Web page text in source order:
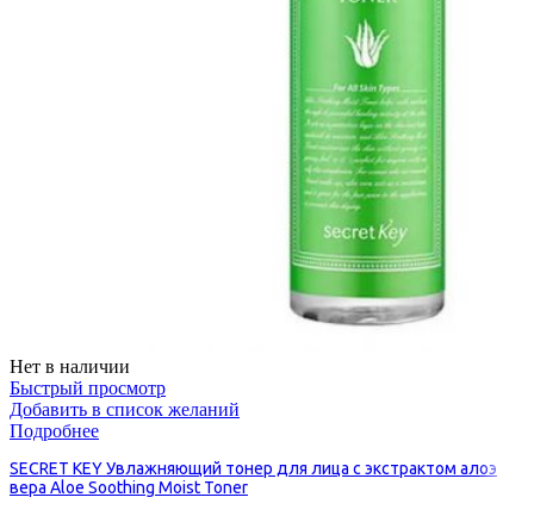
Нет в наличии
Быстрый просмотр
Добавить в список желаний
Подробнее
SECRET KEY Увлажняющий тонер для лица с экстрактом алоэ
вера Aloe Soothing Moist Toner